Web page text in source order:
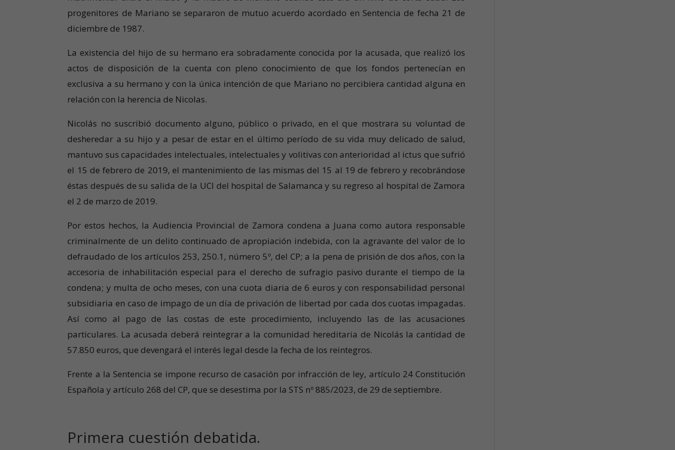
progenitores de Mariano se separaron de mutuo acuerdo acordado en Sentencia de fecha 21 de
diciembre de 1987.
La existencia del hijo de su hermano era sobradamente conocida por la acusada, que realizó los
actos de disposición de la cuenta con pleno conocimiento de que los fondos pertenecían en
exclusiva a su hermano y con la única intención de que Mariano no percibiera cantidad alguna en
relación con la herencia de Nicolas.
Nicolás no suscribió documento alguno, público o privado, en el que mostrara su voluntad de
desheredar a su hijo y a pesar de estar en el último período de su vida muy delicado de salud,
mantuvo sus capacidades intelectuales, intelectuales y volitivas con anterioridad al ictus que sufrió
el 15 de febrero de 2019, el mantenimiento de las mismas del 15 al 19 de febrero y recobrándose
éstas después de su salida de la UCI del hospital de Salamanca y su regreso al hospital de Zamora
el 2 de marzo de 2019.
Por estos hechos, la Audiencia Provincial de Zamora condena a Juana como autora responsable
criminalmente de un delito continuado de apropiación indebida, con la agravante del valor de lo
defraudado de los artículos 253, 250.1, número 5º, del CP; a la pena de prisión de dos años, con la
accesoria de inhabilitación especial para el derecho de sufragio pasivo durante el tiempo de la
condena; y multa de ocho meses, con una cuota diaria de 6 euros y con responsabilidad personal
subsidiaria en caso de impago de un día de privación de libertad por cada dos cuotas impagadas.
Así como al pago de las costas de este procedimiento, incluyendo las de las acusaciones
particulares. La acusada deberá reintegrar a la comunidad hereditaria de Nicolás la cantidad de
57.850 euros, que devengará el interés legal desde la fecha de los reintegros.
Frente a la Sentencia se impone recurso de casación por infracción de ley, artículo 24 Constitución
Española y artículo 268 del CP, que se desestima por la STS nº 885/2023, de 29 de septiembre.
Primera cuestión debatida.